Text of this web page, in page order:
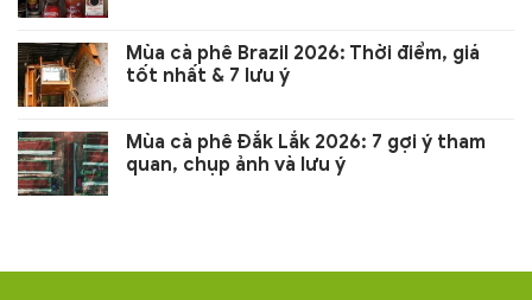
Mùa cà phê Brazil 2026: Thời điểm, giá
tốt nhất & 7 lưu ý
Mùa cà phê Đắk Lắk 2026: 7 gợi ý tham
quan, chụp ảnh và lưu ý